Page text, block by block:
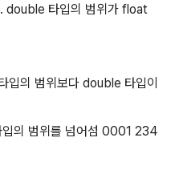
타입의 범위가 float
의 범위보다 double 타입이
의 범위를 넘어섬 0001 234